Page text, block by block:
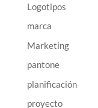
Logotipos
marca
Marketing
pantone
planificación
proyecto